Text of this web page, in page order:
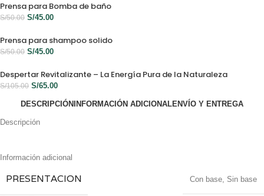
Prensa para Bomba de baño
S/50.00 S/45.00
Prensa para shampoo solido
S/50.00 S/45.00
Despertar Revitalizante – La Energía Pura de la Naturaleza
S/105.00 S/65.00
DESCRIPCIÓN INFORMACIÓN ADICIONALENVÍO Y ENTREGA
Descripción
Información adicional
PRESENTACION Con base Sin base